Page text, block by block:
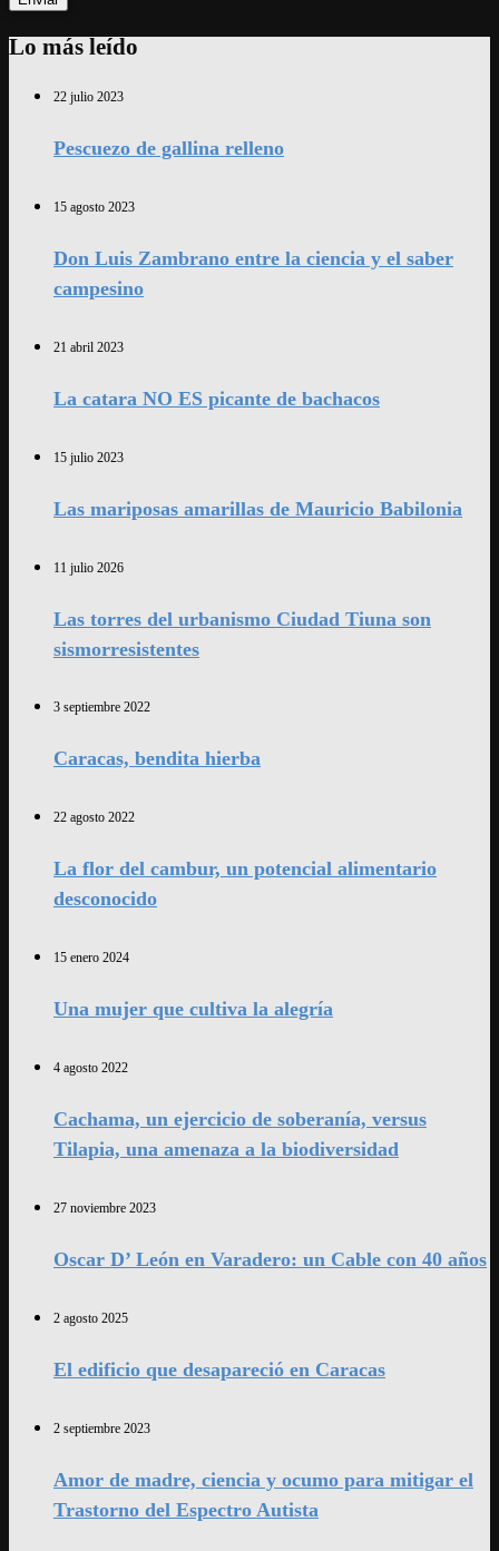
Lo más leído
22 julio 2023
Pescuezo de gallina relleno
15 agosto 2023
Don Luis Zambrano entre la ciencia y el saber
campesino
21 abril 2023
La catara NO ES picante de bachacos
15 julio 2023
Las mariposas amarillas de Mauricio Babilonia
11 julio 2026
Las torres del urbanismo Ciudad Tiuna son
sismorresistentes
3 septiembre 2022
Caracas, bendita hierba
22 agosto 2022
La flor del cambur, un potencial alimentario
desconocido
15 enero 2024
Una mujer que cultiva la alegría
4 agosto 2022
Cachama, un ejercicio de soberanía, versus
Tilapia, una amenaza a la biodiversidad
27 noviembre 2023
Oscar D’ León en Varadero: un Cable con 40 años
2 agosto 2025
El edificio que desapareció en Caracas
2 septiembre 2023
Amor de madre, ciencia y ocumo para mitigar el
Trastorno del Espectro Autista